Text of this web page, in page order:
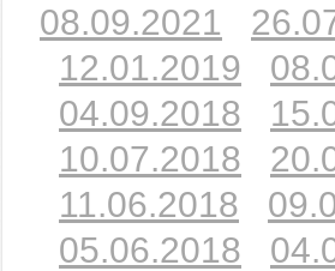
08.09.2021
12.01.2019
04.09.2018
10.07.2018
11.06.2018
05.06.2018